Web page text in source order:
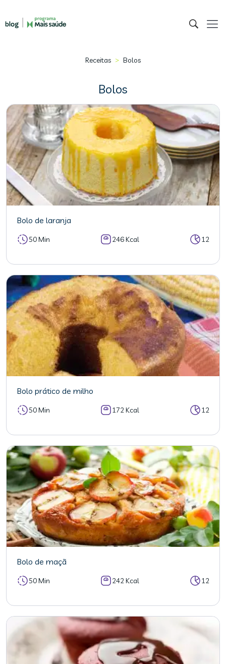
Receitas > Bolos
Bolos
Bolo de laranja
50 Min 246 Kcal 12
Bolo prático de milho
50 Min 172 Kcal 12
Bolo de maçã
50 Min 242 Kcal 12